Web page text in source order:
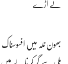
لے اڑے
بھون نلہ میں